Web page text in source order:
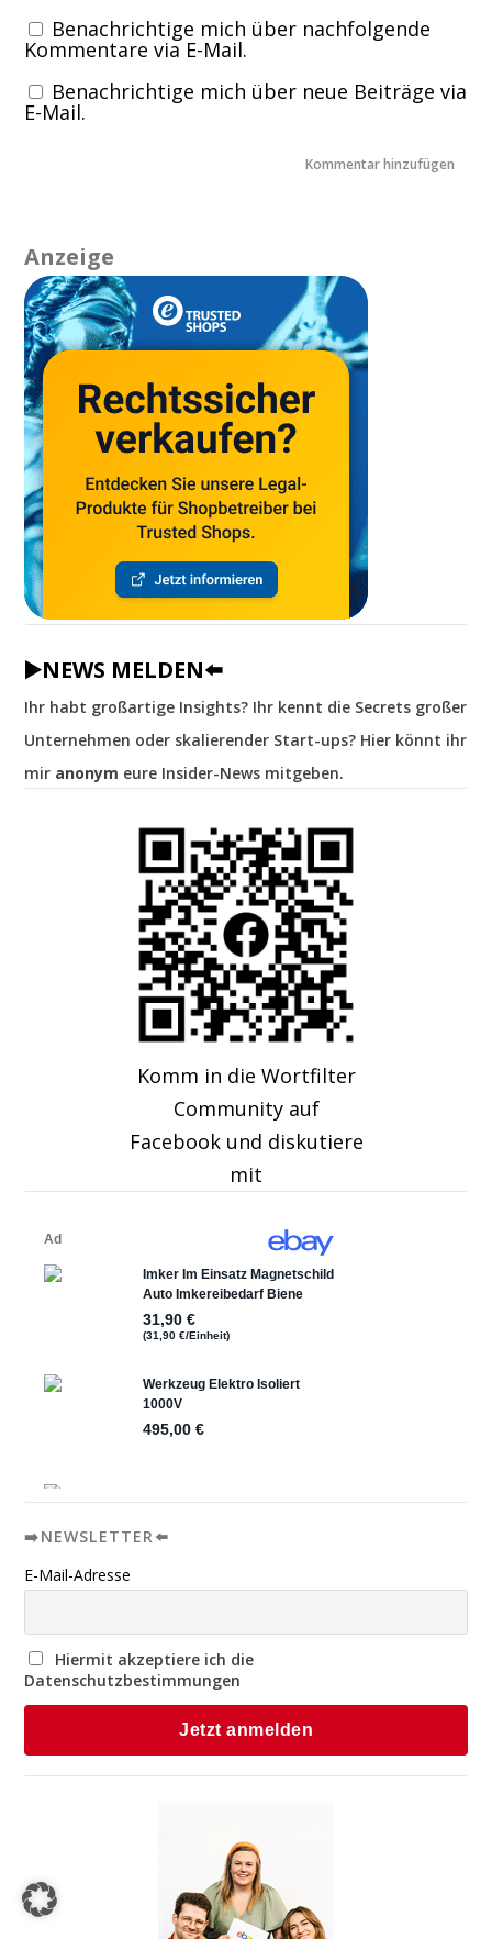
Benachrichtige mich über nachfolgende
Kommentare via E-Mail.
Benachrichtige mich über neue Beiträge via
E-Mail.
Anzeige
▶️NEWS MELDEN⬅️
Ihr habt großartige Insights? Ihr kennt die Secrets großer
Unternehmen oder skalierender Start-ups? Hier könnt ihr
mir anonym eure Insider-News mitgeben.
Komm in die Wortfilter
Community auf
Facebook und diskutiere
mit
➡️NEWSLETTER⬅️
E-Mail-Adresse
Hiermit akzeptiere ich die
Datenschutzbestimmungen